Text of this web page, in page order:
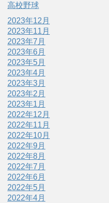
高校野球
2023年12月
2023年11月
2023年7月
2023年6月
2023年5月
2023年4月
2023年3月
2023年2月
2023年1月
2022年12月
2022年11月
2022年10月
2022年9月
2022年8月
2022年7月
2022年6月
2022年5月
2022年4月